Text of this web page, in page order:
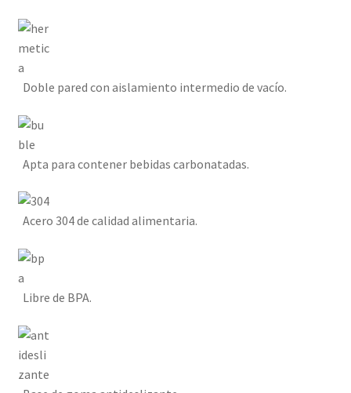
Doble pared con aislamiento intermedio de vacío.
Apta para contener bebidas carbonatadas.
Acero 304 de calidad alimentaria.
Libre de BPA.